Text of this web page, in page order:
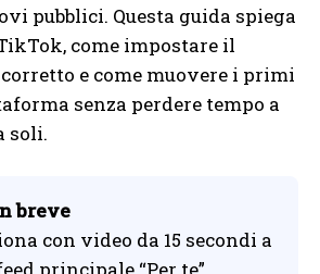
pubblici. Questa guida spiega
come impostare il
e come muovere i primi
senza perdere tempo a
soli.
breve
con video da 15 secondi a
principale “Per te”